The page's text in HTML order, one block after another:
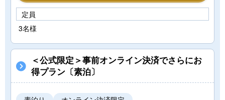
定員
3名様
＜公式限定＞事前オンライン決済でさらにお
得プラン〔素泊〕